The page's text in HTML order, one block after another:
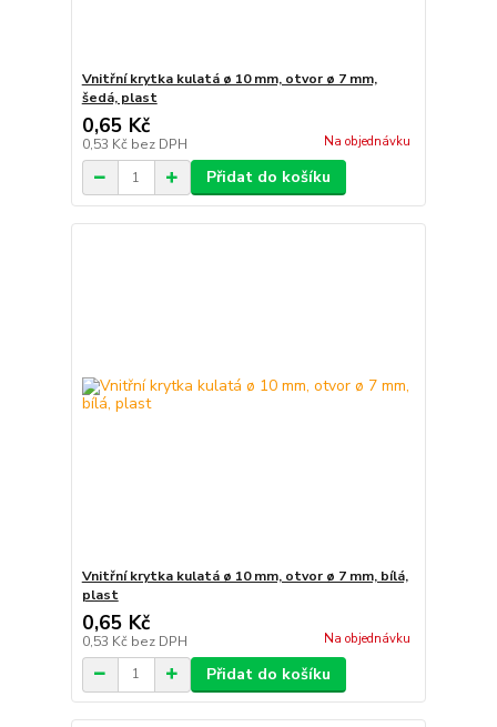
Vnitřní krytka kulatá ø 10 mm, otvor ø 7 mm,
šedá, plast
0,65 Kč
0,53 Kč bez DPH Na objednávku
Přidat do košíku
Vnitřní krytka kulatá ø 10 mm, otvor ø 7 mm, bílá,
plast
0,65 Kč
0,53 Kč bez DPH Na objednávku
Přidat do košíku